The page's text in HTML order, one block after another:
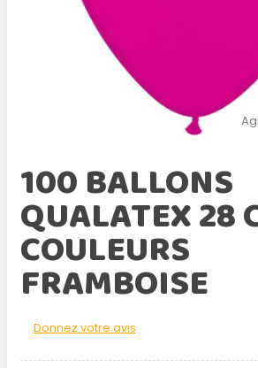
100 BALLONS
QUALATEX 28
COULEURS
FRAMBOISE
Donnez votre avis